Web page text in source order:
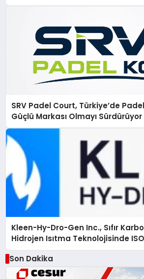
SRV Padel Court, Türkiye’de Padel
Güçlü Markası Olmayı Sürdürüyor
Kleen-Hy-Dro-Gen Inc., Sıfır
Hidrojen Isıtma Teknolojisinde
Düzenleyici Onaylarını Aldı
Son Dakika